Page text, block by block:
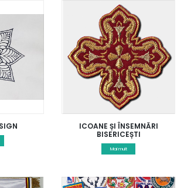
ICOANE ȘI ÎNSEMNĂRI
BISERICEȘTI
Mai mult